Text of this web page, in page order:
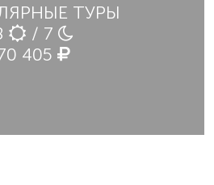
ТУРЫ
/ 7
405